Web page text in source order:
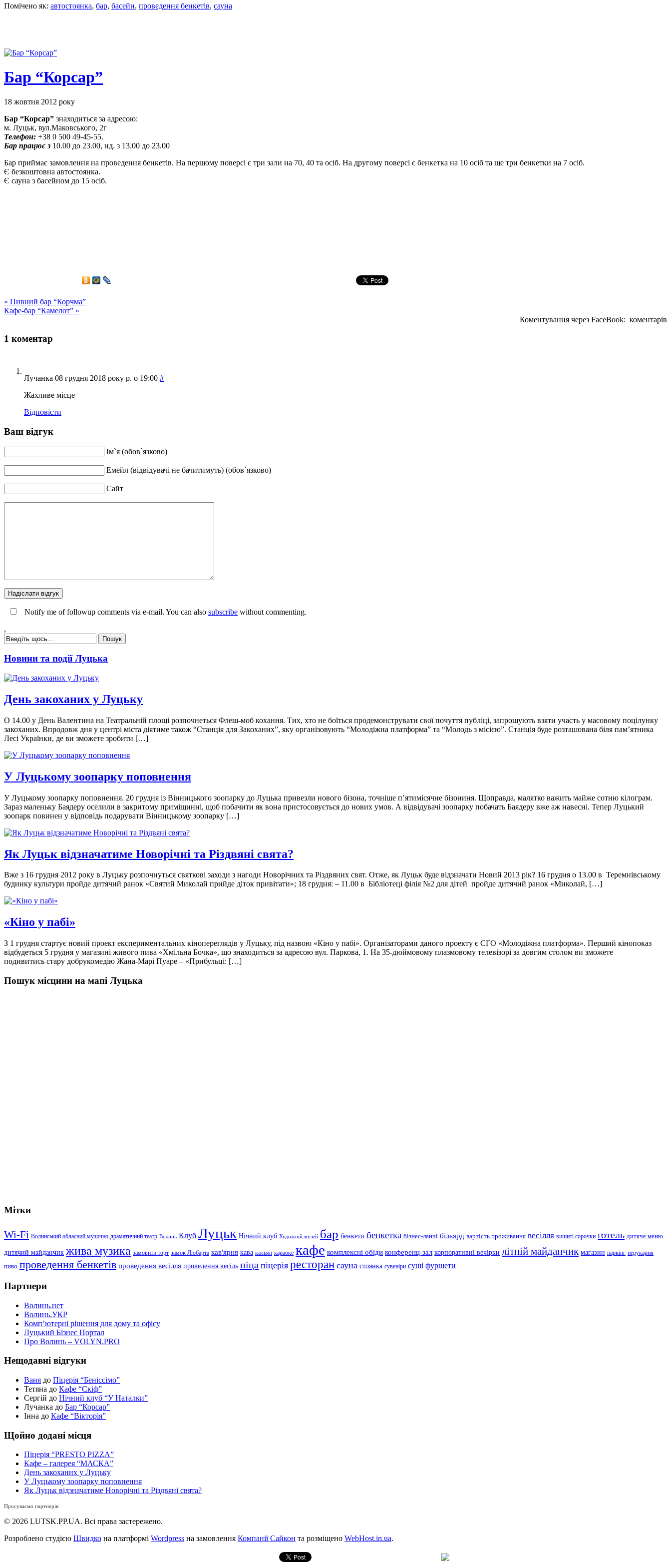
Помічено як: автостоянка, бар, басейн, проведення бенкетів, сауна
Бар “Корсар”
18 жовтня 2012 року
Бар “Корсар” знаходиться за адресою:
м. Луцьк, вул.Маковського, 2г
Телефон: +38 0 500 49-45-55.
Бар працює з 10.00 до 23.00, нд. з 13.00 до 23.00
Бар приймає замовлення на проведення бенкетів. На першому поверсі є три зали на 70, 40 та осіб. На другому поверсі є бенкетка на 10 осіб та ще три бенкетки на 7 осіб.
Є безкоштовна автостоянка.
Є сауна з басейном до 15 осіб.
« Пивний бар “Корчма”
Кафе-бар “Камелот” »
Коментування через FaceBook: коментарів
1 коментар
Лучанка 08 грудня 2018 року р. о 19:00 #
Жахливе місце
Відповіcти
Ваш відгук
Ім`я (обов`язково)
Емейл (відвідувачі не бачитимуть) (обов`язково)
Сайт
Notify me of followup comments via e-mail. You can also subscribe without commenting.
,
Новини та події Луцька
День закоханих у Луцьку
О 14.00 у День Валентина на Театральній площі розпочнеться Флеш-моб кохання. Тих, хто не боїться продемонструвати свої почуття публіці, запрошують взяти участь у масовому поцілунку
закоханих. Впродовж дня у центрі міста діятиме також “Станція для Закоханих”, яку організовують “Молодіжна платформа” та “Молодь з місією”. Станція буде розташована біля пам’ятника
Лесі Українки, де ви зможете зробити […]
У Луцькому зоопарку поповнення
У Луцькому зоопарку поповнення. 20 грудня із Вінницького зоопарку до Луцька привезли нового бізона, точніше п’ятимісячне бізониня. Щоправда, малятко важить майже сотню кілограм.
Зараз маленьку Баядеру оселили в закритому приміщинні, щоб побачити як вона пристосовується до нових умов. А відвідувачі зоопарку побачать Баядеру вже аж навесні. Тепер Луцький
зоопарк повинен у відповідь подарувати Вінницькому зоопарку […]
Як Луцьк відзначатиме Новорічні та Різдвяні свята?
Вже з 16 грудня 2012 року в Луцьку розпочнуться святкові заходи з нагоди Новорічних та Різдвяних свят. Отже, як Луцьк буде відзначати Новий 2013 рік? 16 грудня о 13.00 в Теремнівському
будинку культури пройде дитячий ранок «Святий Миколай прийде діток привітати»; 18 грудня: – 11.00 в Бібліотеці філія №2 для дітей пройде дитячий ранок «Миколай, […]
«Кіно у пабі»
З 1 грудня стартує новий проект експериментальних кінопереглядів у Луцьку, під назвою «Кіно у пабі». Організаторами даного проекту є СГО «Молодіжна платформа». Перший кінопоказ
відбудеться 5 грудня у магазині живого пива «Хмільна Бочка», що знаходиться за адресою вул. Паркова, 1. На 35-дюймовому плазмовому телевізорі за довгим столом ви зможете
подивитись стару добрукомедію Жана-Марі Пуаре – «Прибульці: […]
Пошук місцини на мапі Луцька
Мітки
Wi-Fi Волинський обласний музично-драматичний театр Волинь Клуб Луцьк Нічний клуб Художній музей бар бенкети бенкетка бізнес-ланчі більярд вартість проживання весілля вишиті сорочки готель дитяче меню
дитячий майданчик жива музика замовити торт замок Любарта кав'ярня кава кальян караоке кафе комплексні обіди конференц-зал корпоративні вечірки літній майданчик магазин паркінг перукарня
пиво проведення бенкетів проведення весілля проведення весіль піца піцерія ресторан сауна стоянка сувеніри суші фуршети
Партнери
Волинь.нет
Волинь.УКР
Комп’ютерні рішення для дому та офісу
Луцький Бізнес Портал
Про Волинь – VOLYN.PRO
Нещодавні відгуки
Ваня до Піцерія “Беніссімо”
Тетяна до Кафе “Скіф”
Сергій до Нічний клуб “У Наталки”
Лучанка до Бар “Корсар”
Інна до Кафе “Вікторія”
Щойно додані місця
Піцерія “PRESTO PIZZA”
Кафе – галерея “МАСКА”
День закоханих у Луцьку
У Луцькому зоопарку поповнення
Як Луцьк відзначатиме Новорічні та Різдвяні свята?
Просуваємо партнерів:
© 2026 LUTSK.PP.UA. Всі права застережено.
Розроблено студією Швидко на платформі Wordpress на замовлення Компанії Сайкон та розміщено WebHost.in.ua.